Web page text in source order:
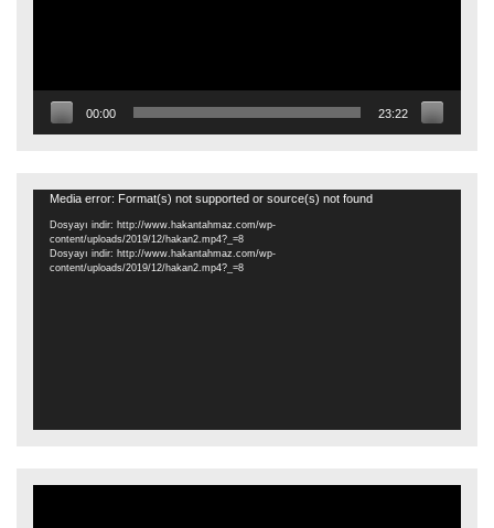
00:00 23:22
Video
oynatıcı
Media error: Format(s) not supported or source(s) not found
Dosyayı indir: http://www.hakantahmaz.com/wp-
content/uploads/2019/12/hakan2.mp4?_=8
Dosyayı indir: http://www.hakantahmaz.com/wp-
content/uploads/2019/12/hakan2.mp4?_=8